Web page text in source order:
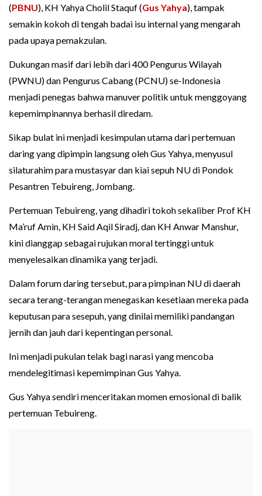
(PBNU), KH Yahya Cholil Staquf (Gus Yahya), tampak
semakin kokoh di tengah badai isu internal yang mengarah
pada upaya pemakzulan.
Dukungan masif dari lebih dari 400 Pengurus Wilayah
(PWNU) dan Pengurus Cabang (PCNU) se-Indonesia
menjadi penegas bahwa manuver politik untuk menggoyang
kepemimpinannya berhasil diredam.
Sikap bulat ini menjadi kesimpulan utama dari pertemuan
daring yang dipimpin langsung oleh Gus Yahya, menyusul
silaturahim para mustasyar dan kiai sepuh NU di Pondok
Pesantren Tebuireng, Jombang.
Pertemuan Tebuireng, yang dihadiri tokoh sekaliber Prof KH
Ma’ruf Amin, KH Said Aqil Siradj, dan KH Anwar Manshur,
kini dianggap sebagai rujukan moral tertinggi untuk
menyelesaikan dinamika yang terjadi.
Dalam forum daring tersebut, para pimpinan NU di daerah
secara terang-terangan menegaskan kesetiaan mereka pada
keputusan para sesepuh, yang dinilai memiliki pandangan
jernih dan jauh dari kepentingan personal.
Ini menjadi pukulan telak bagi narasi yang mencoba
mendelegitimasi kepemimpinan Gus Yahya.
Gus Yahya sendiri menceritakan momen emosional di balik
pertemuan Tebuireng.